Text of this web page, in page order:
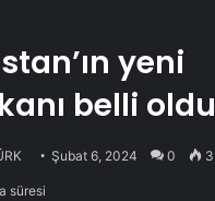
yeni
belli oldu
Şubat 6, 2024 0 3
süresi